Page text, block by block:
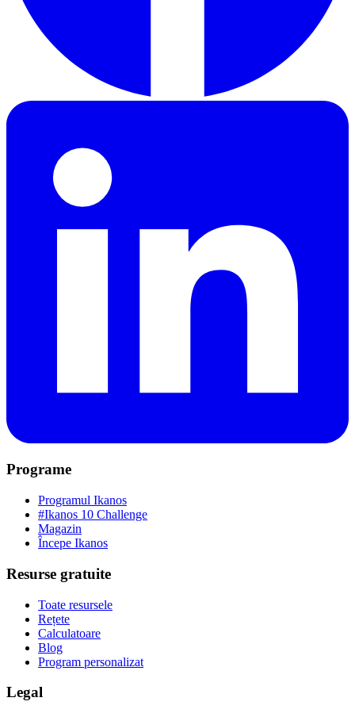
Programe
Programul Ikanos
#Ikanos 10 Challenge
Magazin
Începe Ikanos
Resurse gratuite
Toate resursele
Rețete
Calculatoare
Blog
Program personalizat
Legal